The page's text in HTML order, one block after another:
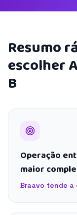
Resumo
escolher
B
Operação
maior
Braavo tende a